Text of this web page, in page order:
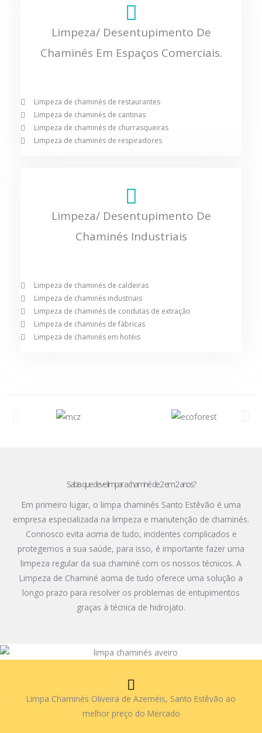
Limpeza/ Desentupimento De
Chaminés Em Espaços Comerciais.
Limpeza de chaminés de restaurantes
Limpeza de chaminés de cantinas
Limpeza de chaminés de churrasqueiras
Limpeza de chaminés de respiradores
Limpeza/ Desentupimento De
Chaminés Industriais
Limpeza de chaminés de caldeiras
Limpeza de chaminés industriais
Limpeza de chaminés de condutas de extração
Limpeza de chaminés de fábricas
Limpeza de chaminés em hotéis
Sabia que deve limpar a chaminé de 2 em 2 anos?
Em primeiro lugar, o limpa chaminés Santo Estêvão é uma
empresa especializada na limpeza e manutenção de chaminés.
Connosco evita acima de tudo, incidentes complicados e
protegemos a sua saúde, para isso, é importante fazer uma
limpeza regular da sua chaminé com os nossos técnicos. A
Limpeza de Chaminé acima de tudo oferece uma solução a
longo prazo para resolver os problemas de entupimentos
graças à técnica de hidrojato.
Limpa Chaminés Oliveira de Azeméis, Santo Estêvão ao
melhor preço do Mercado